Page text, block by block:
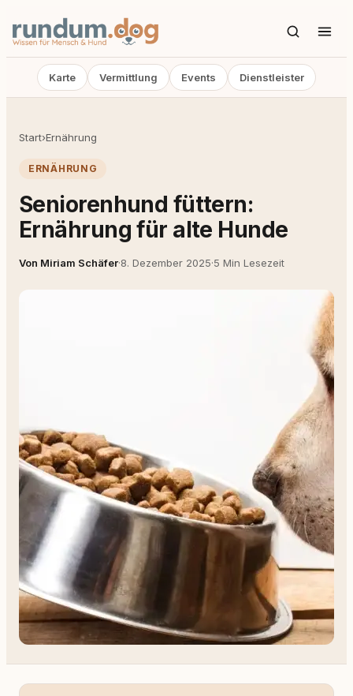
Karte Vermittlung Events Dienstleister
Start›Ernährung
ERNÄHRUNG
Seniorenhund füttern:
Ernährung für alte Hunde
Von Miriam Schäfer·8. Dezember 2025·5 Min Lesezeit